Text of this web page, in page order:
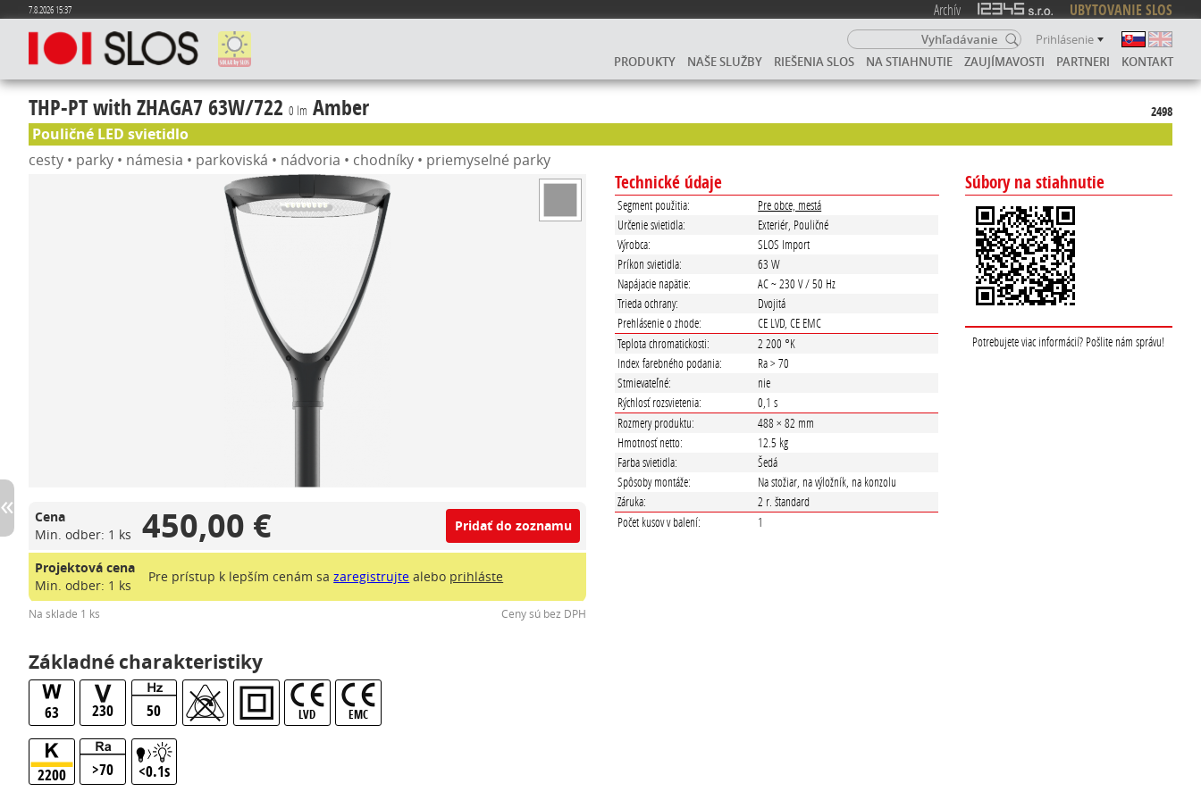
7.8.2026 15:37 Archív UBYTOVANIE SLOS
Prihlásenie
PRODUKTY
NAŠE SLUŽBY RIEŠENIA SLOS NA STIAHNUTIE ZAUJÍMAVOSTI PARTNERI KONTAKT
THP-PT with ZHAGA7 63W/722 0 lm Amber 2498
Pouličné LED svietidlo
cesty • parky • námesia • parkoviská • nádvoria • chodníky • priemyselné parky
Cena
Min. odber: 1 ks 450,00 € Pridať do zoznamu
Projektová cena
Min. odber: 1 ks
Pre prístup k lepším cenám sazaregistrujte alebo prihláste
Na sklade 1 ks Ceny sú bez DPH
Základné charakteristiky
63 230 50 LVD EMC
2200 >70 <0.1s
Technické údaje
Segment použitia:
Pre obce, mestá
Určenie svietidla:
Exteriér, Pouličné
Výrobca:
SLOS Import
Príkon svietidla:
63 W
Napájacie napätie:
AC ~ 230 V / 50 Hz
Trieda ochrany:
Dvojitá
Prehlásenie o zhode:
CE LVD, CE EMC
Teplota chromatickosti:
2 200 °K
Index farebného podania:
Ra > 70
Stmievateľné:
nie
Rýchlosť rozsvietenia:
0,1 s
Rozmery produktu:
488 × 82 mm
Hmotnosť netto:
12.5 kg
Farba svietidla:
Šedá
Spôsoby montáže:
Na stožiar, na výložník, na konzolu
Záruka:
2 r. štandard
Počet kusov v balení:
1
Súbory na stiahnutie
Potrebujete viac informácií? Pošlite nám správu!